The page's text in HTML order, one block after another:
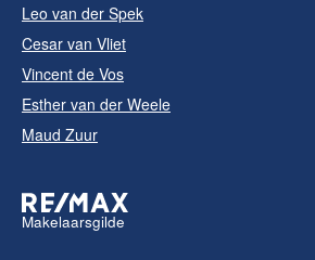
Leo van der Spek
Cesar van Vliet
Vincent de Vos
Esther van der Weele
Maud Zuur
Makelaarsgilde